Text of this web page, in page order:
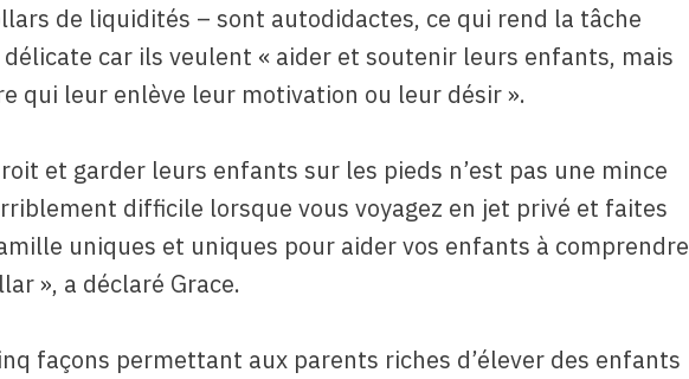
de liquidités – sont autodidactes, ce qui rend la tâche
car ils veulent « aider et soutenir leurs enfants, mais
qui leur enlève leur motivation ou leur désir ».
et garder leurs enfants sur les pieds n’est pas une mince
difficile lorsque vous voyagez en jet privé et faites
uniques et uniques pour aider vos enfants à comprendre
», a déclaré Grace.
façons permettant aux parents riches d’élever des enfants